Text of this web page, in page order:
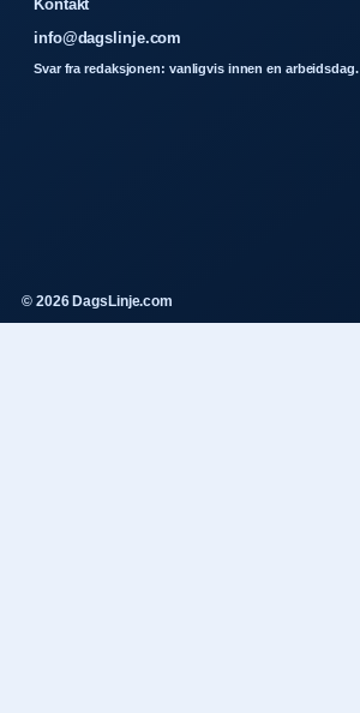
Kontakt
info@dagslinje.com
Svar fra redaksjonen: vanligvis innen en arbeidsdag.
© 2026 DagsLinje.com